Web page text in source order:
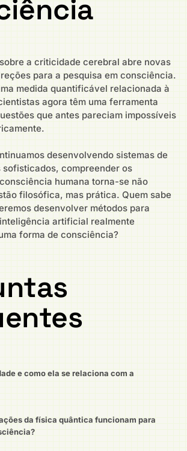
a criticidade cerebral abre novas
para a pesquisa em consciência.
medida quantificável relacionada à
agora têm uma ferramenta
que antes pareciam impossíveis
desenvolvendo sistemas de
sofisticados, compreender os
humana torna-se não
filosófica, mas prática. Quem sabe
desenvolver métodos para
artificial realmente
forma de consciência?
e como ela se relaciona com a
da física quântica funcionam para